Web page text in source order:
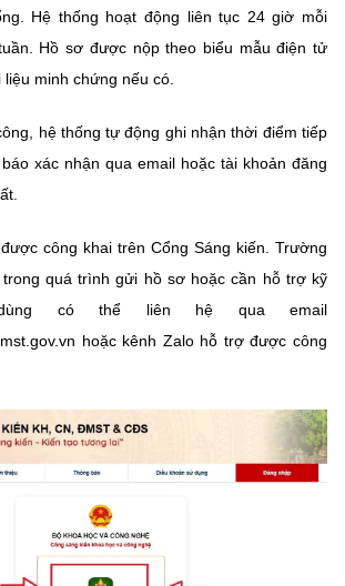
lường, chất lượng
tử
HỌC VÀ CÔNG NGHỆ
OF SCIENCE AND TECHNOLOGY
Bộ Khoa học và Công nghệ (MST)
dung: Nguyễn Thị Hải Hằng
Truyền thông Khoa học và Công nghệ.
Cổng TTĐT - 18 Nguyễn Du, TP. Hà Nội
Hệ thống hoạt động liên tục 24 giờ mỗi
Hồ sơ được nộp theo biểu mẫu điện tử
minh chứng nếu có.
hệ thống tự động ghi nhận thời điểm tiếp
xác nhận qua email hoặc tài khoản đăng
công khai trên Cổng Sáng kiến. Trường
quá trình gửi hồ sơ hoặc cần hỗ trợ kỹ
có thể liên hệ qua email
hoặc kênh Zalo hỗ trợ được công